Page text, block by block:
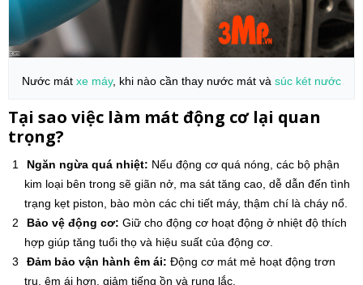
Nước mát xe máy, khi nào cần thay nước mát và súc két nước
Tại sao việc làm mát động cơ lại quan
trọng?
Ngăn ngừa quá nhiệt: Nếu động cơ quá nóng, các bộ phận
kim loại bên trong sẽ giãn nở, ma sát tăng cao, dễ dẫn đến tình
trạng kẹt piston, bào mòn các chi tiết máy, thậm chí là cháy nổ.
Bảo vệ động cơ: Giữ cho động cơ hoạt động ở nhiệt độ thích
hợp giúp tăng tuổi thọ và hiệu suất của động cơ.
Đảm bảo vận hành êm ái: Động cơ mát mẻ hoạt động trơn
tru, êm ái hơn, giảm tiếng ồn và rung lắc.